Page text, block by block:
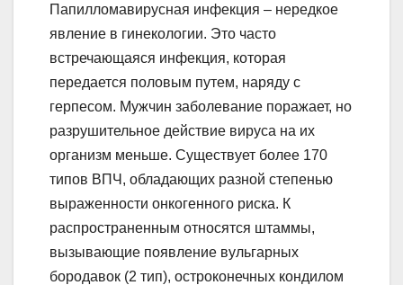
Папилломавирусная инфекция – нередкое
явление в гинекологии. Это часто
встречающаяся инфекция, которая
передается половым путем, наряду с
герпесом. Мужчин заболевание поражает, но
разрушительное действие вируса на их
организм меньше. Существует более 170
типов ВПЧ, обладающих разной степенью
выраженности онкогенного риска. К
распространенным относятся штаммы,
вызывающие появление вульгарных
бородавок (2 тип), остроконечных кондилом